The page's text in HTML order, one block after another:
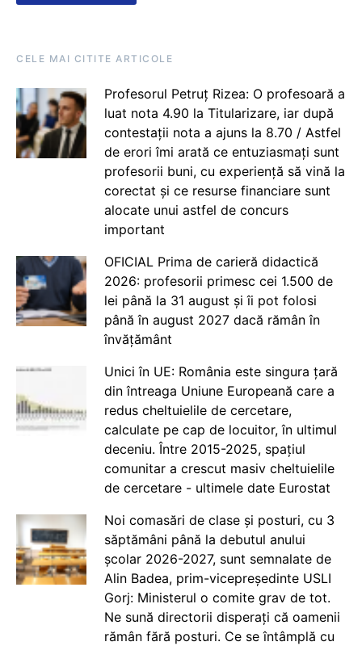
CELE MAI CITITE ARTICOLE
Profesorul Petruț Rizea: O profesoară a
luat nota 4.90 la Titularizare, iar după
contestații nota a ajuns la 8.70 / Astfel
de erori îmi arată ce entuziasmați sunt
profesorii buni, cu experiență să vină la
corectat și ce resurse financiare sunt
alocate unui astfel de concurs
important
OFICIAL Prima de carieră didactică
2026: profesorii primesc cei 1.500 de
lei până la 31 august și îi pot folosi
până în august 2027 dacă rămân în
învățământ
Unici în UE: România este singura țară
din întreaga Uniune Europeană care a
redus cheltuielile de cercetare,
calculate pe cap de locuitor, în ultimul
deceniu. Între 2015-2025, spațiul
comunitar a crescut masiv cheltuielile
de cercetare - ultimele date Eurostat
Noi comasări de clase și posturi, cu 3
săptămâni până la debutul anului
școlar 2026-2027, sunt semnalate de
Alin Badea, prim-vicepreședinte USLI
Gorj: Ministerul o comite grav de tot.
Ne sună directorii disperați că oamenii
rămân fără posturi. Ce se întâmplă cu